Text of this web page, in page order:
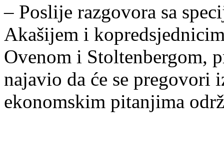
– Poslije razgovora sa
Akašijem i
Ovenom i Stoltenbergom,
najavio da će se pregovori
ekonomskim pitanjima